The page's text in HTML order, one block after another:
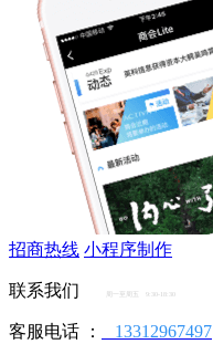
招商热线 小程序制作
联系我们 周一至周五 9:30-18:30
客服电话 ： 13312967497